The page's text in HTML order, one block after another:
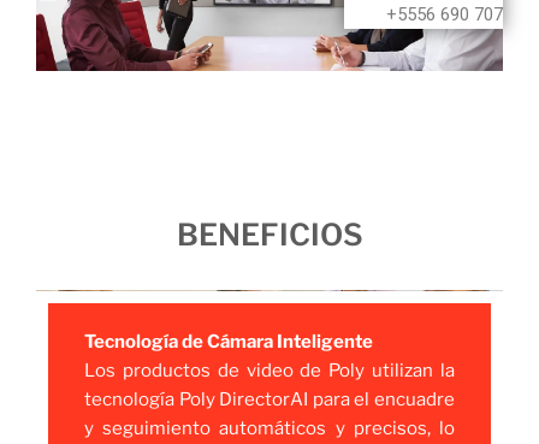
+5556 690 707
BENEFICIOS
Tecnología de Cámara Inteligente
Los productos de video de Poly utilizan la
tecnología Poly DirectorAI para el encuadre
y seguimiento automáticos y precisos, lo